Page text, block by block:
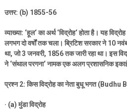
उत्तर: (b) 1855-56
व्याख्या: ‘हूल‘का अर्थ‘विद्रोह‘होता है। यह विद्रोह
लगभग दो वर्षों तक चला। ब्रिटिश सरकार ने10
था,जो3जनवरी, 1856तक जारी रहा था। इस
ने‘संथाल परगना‘नामक एक अलग प्रशासनिक
प्रश्न2:किस विद्रोह का नेता बुधू भगत (Budhu
· (a)मुंडा विद्रोह